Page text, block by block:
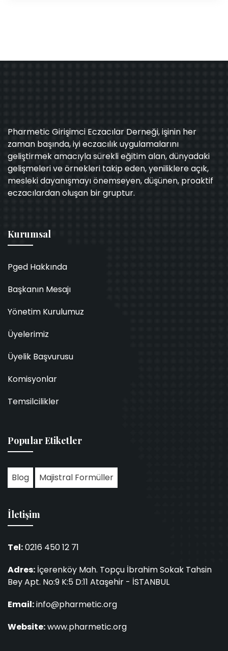
Pharmetic Girişimci Eczacılar Derneği, işinin her
zaman başında, iyi eczacılık uygulamalarını
geliştirmek amacıyla sürekli eğitim alan, dünyadaki
gelişmeleri ve örnekleri takip eden, yeniliklere açık,
mesleki dayanışmayı önemseyen, düşünen, proaktif
eczacılardan oluşan bir gruptur.
Kurumsal
Pged Hakkında
Başkanın Mesajı
Yönetim Kurulumuz
Üyelerimiz
Üyelik Başvurusu
Komisyonlar
Temsilcilikler
Popular Etiketler
Blog Majistral Formüller
İletişim
Tel:0216 450 12 71
Adres: İçerenköy Mah. Topçu İbrahim Sokak Tahsin
Bey Apt. No:9 K:5 D:11 Ataşehir - İSTANBUL
Email:info@pharmetic.org
Website:www.pharmetic.org